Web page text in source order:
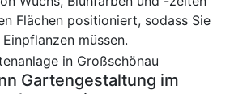
Flächen positioniert, sodass Sie
müssen.
Gartengestaltung im